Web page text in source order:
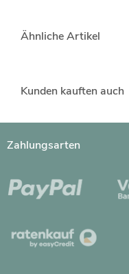
Ähnliche Artikel
Kunden kauften auch
Zahlungsarten